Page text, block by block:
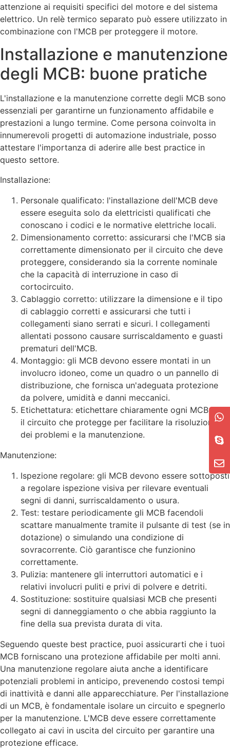
attenzione ai requisiti specifici del motore e del sistema
elettrico. Un relè termico separato può essere utilizzato in
combinazione con l'MCB per proteggere il motore.
Installazione e manutenzione
degli MCB: buone pratiche
L'installazione e la manutenzione corrette degli MCB sono
essenziali per garantirne un funzionamento affidabile e
prestazioni a lungo termine. Come persona coinvolta in
innumerevoli progetti di automazione industriale, posso
attestare l'importanza di aderire alle best practice in
questo settore.
Installazione:
Personale qualificato: l'installazione dell'MCB deve
essere eseguita solo da elettricisti qualificati che
conoscano i codici e le normative elettriche locali.
Dimensionamento corretto: assicurarsi che l'MCB sia
correttamente dimensionato per il circuito che deve
proteggere, considerando sia la corrente nominale
che la capacità di interruzione in caso di
cortocircuito.
Cablaggio corretto: utilizzare la dimensione e il tipo
di cablaggio corretti e assicurarsi che tutti i
collegamenti siano serrati e sicuri. I collegamenti
allentati possono causare surriscaldamento e guasti
prematuri dell'MCB.
Montaggio: gli MCB devono essere montati in un
involucro idoneo, come un quadro o un pannello di
distribuzione, che fornisca un'adeguata protezione
da polvere, umidità e danni meccanici.
Etichettatura: etichettare chiaramente ogni MCB con
il circuito che protegge per facilitare la risoluzione
dei problemi e la manutenzione.
Manutenzione:
Ispezione regolare: gli MCB devono essere sottoposti
a regolare ispezione visiva per rilevare eventuali
segni di danni, surriscaldamento o usura.
Test: testare periodicamente gli MCB facendoli
scattare manualmente tramite il pulsante di test (se in
dotazione) o simulando una condizione di
sovracorrente. Ciò garantisce che funzionino
correttamente.
Pulizia: mantenere gli interruttori automatici e i
relativi involucri puliti e privi di polvere e detriti.
Sostituzione: sostituire qualsiasi MCB che presenti
segni di danneggiamento o che abbia raggiunto la
fine della sua prevista durata di vita.
Seguendo queste best practice, puoi assicurarti che i tuoi
MCB forniscano una protezione affidabile per molti anni.
Una manutenzione regolare aiuta anche a identificare
potenziali problemi in anticipo, prevenendo costosi tempi
di inattività e danni alle apparecchiature. Per l'installazione
di un MCB, è fondamentale isolare un circuito e spegnerlo
per la manutenzione. L'MCB deve essere correttamente
collegato ai cavi in uscita del circuito per garantire una
protezione efficace.